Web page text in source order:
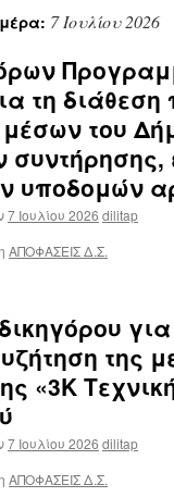
7 Ιουλίου 2026
τη
μέσων του
υποδομών
7 Ιουλίου 2026 dilitap
ΑΠΟΦΑΣΕΙΣ Δ.Σ.
της
«3Κ
7 Ιουλίου 2026 dilitap
ΑΠΟΦΑΣΕΙΣ Δ.Σ.